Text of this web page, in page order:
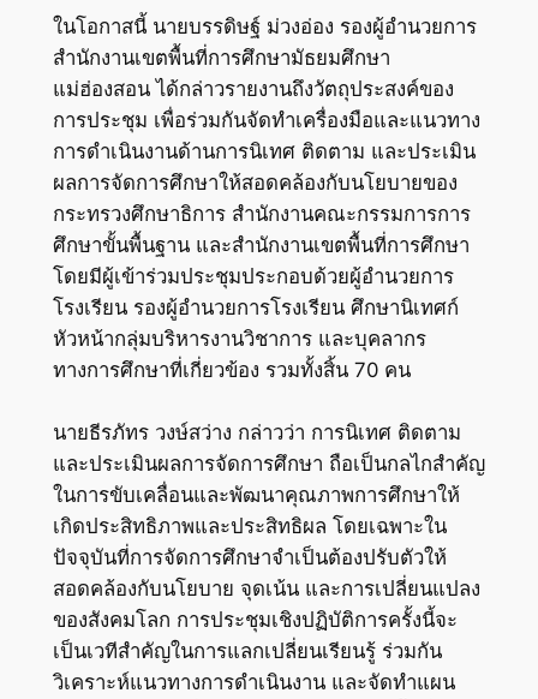
ในโอกาสนี้ นายบรรดิษฐ์ ม่วงอ่อง รองผู้อำนวยการ
สำนักงานเขตพื้นที่การศึกษามัธยมศึกษา
แม่ฮ่องสอน ได้กล่าวรายงานถึงวัตถุประสงค์ของ
การประชุม เพื่อร่วมกันจัดทำเครื่องมือและแนวทาง
การดำเนินงานด้านการนิเทศ ติดตาม และประเมิน
ผลการจัดการศึกษาให้สอดคล้องกับนโยบายของ
กระทรวงศึกษาธิการ สำนักงานคณะกรรมการการ
ศึกษาขั้นพื้นฐาน และสำนักงานเขตพื้นที่การศึกษา
โดยมีผู้เข้าร่วมประชุมประกอบด้วยผู้อำนวยการ
โรงเรียน รองผู้อำนวยการโรงเรียน ศึกษานิเทศก์
หัวหน้ากลุ่มบริหารงานวิชาการ และบุคลากร
ทางการศึกษาที่เกี่ยวข้อง รวมทั้งสิ้น 70 คน
นายธีรภัทร วงษ์สว่าง กล่าวว่า การนิเทศ ติดตาม
และประเมินผลการจัดการศึกษา ถือเป็นกลไกสำคัญ
ในการขับเคลื่อนและพัฒนาคุณภาพการศึกษาให้
เกิดประสิทธิภาพและประสิทธิผล โดยเฉพาะใน
ปัจจุบันที่การจัดการศึกษาจำเป็นต้องปรับตัวให้
สอดคล้องกับนโยบาย จุดเน้น และการเปลี่ยนแปลง
ของสังคมโลก การประชุมเชิงปฏิบัติการครั้งนี้จะ
เป็นเวทีสำคัญในการแลกเปลี่ยนเรียนรู้ ร่วมกัน
วิเคราะห์แนวทางการดำเนินงาน และจัดทำแผน